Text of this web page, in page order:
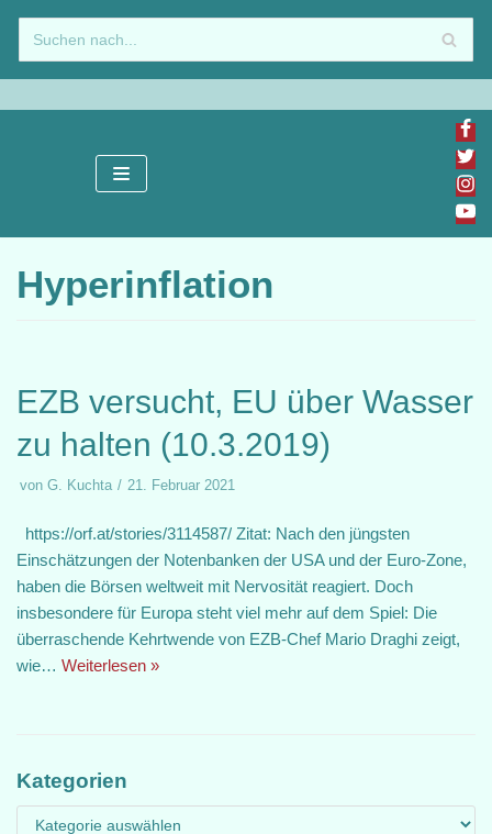
Zum
Inhalt
springen
Hyperinflation
EZB versucht, EU über Wasser
zu halten (10.3.2019)
von G. Kuchta 21. Februar 2021
https://orf.at/stories/3114587/ Zitat: Nach den jüngsten
Einschätzungen der Notenbanken der USA und der Euro-Zone,
haben die Börsen weltweit mit Nervosität reagiert. Doch
insbesondere für Europa steht viel mehr auf dem Spiel: Die
überraschende Kehrtwende von EZB-Chef Mario Draghi zeigt,
wie… Weiterlesen »
Kategorien